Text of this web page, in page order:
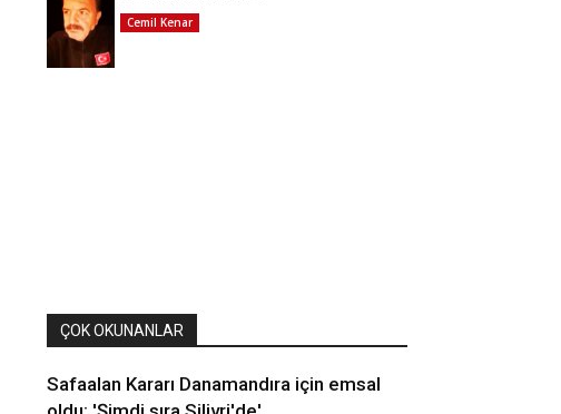
Cemil Kenar
ÇOK OKUNANLAR
Safaalan Kararı Danamandıra için emsal